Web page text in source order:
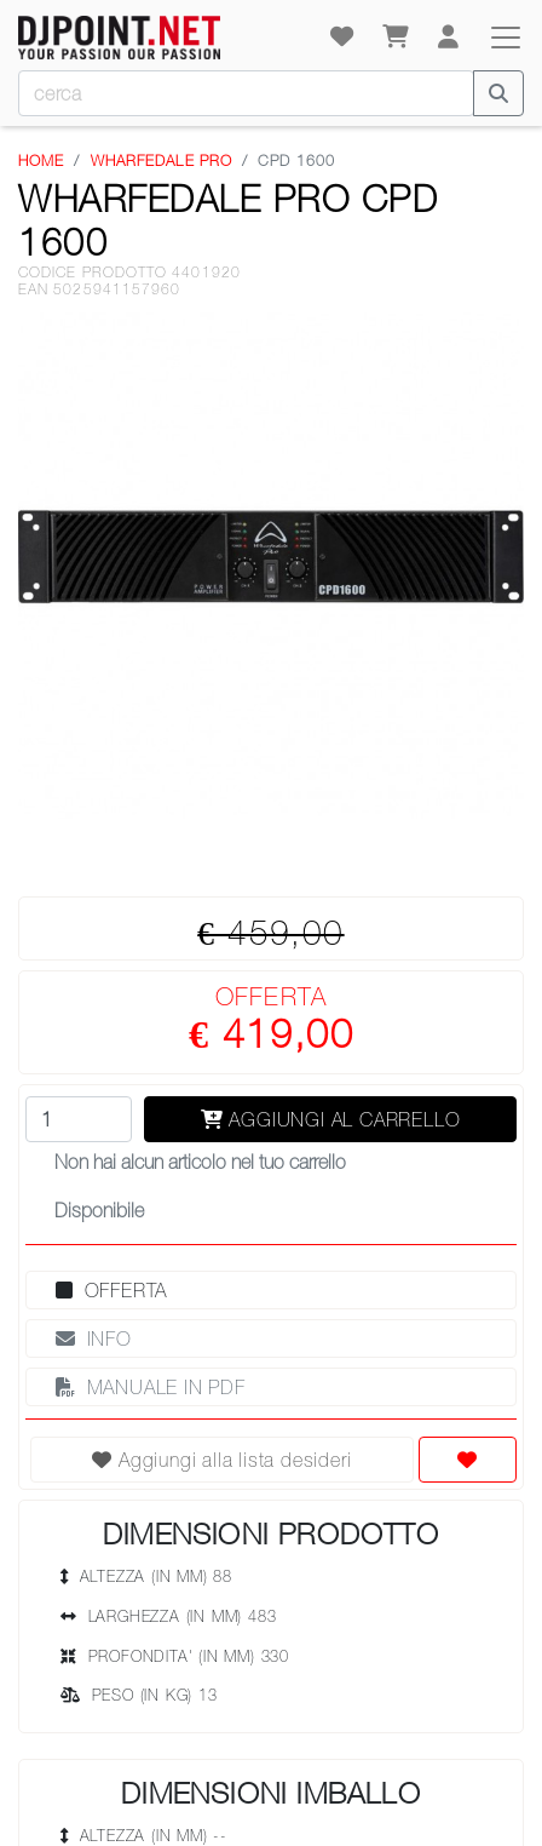
HOME WHARFEDALE PRO CPD 1600
WHARFEDALE PRO CPD
1600
CODICE PRODOTTO 4401920
EAN 5025941157960
€ 459,00
OFFERTA
€ 419,00
AGGIUNGI AL CARRELLO
Non hai alcun articolo nel tuo carrello
Disponibile
OFFERTA
INFO
MANUALE IN PDF
Aggiungi alla lista desideri
DIMENSIONI PRODOTTO
ALTEZZA (IN MM) 88
LARGHEZZA (IN MM) 483
PROFONDITA' (IN MM) 330
PESO (IN KG) 13
DIMENSIONI IMBALLO
ALTEZZA (IN MM) --